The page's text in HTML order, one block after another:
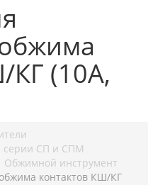
КГ (10А,
серии СП и СПМ
Обжимной инструмент
контактов КШ/КГ